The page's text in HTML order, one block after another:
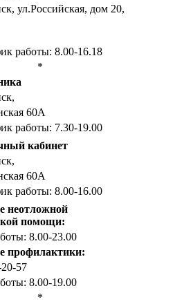
ул.Российская, дом 20,
работы: 8.00-16.18
*
60А
работы: 7.30-19.00
кабинет
60А
работы: 8.00-16.00
неотложной
помощи:
8.00-23.00
профилактики:
57
8.00-19.00
*